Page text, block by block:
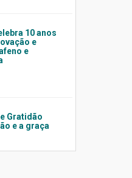
10 anos
e
e
Gratidão
e a graça